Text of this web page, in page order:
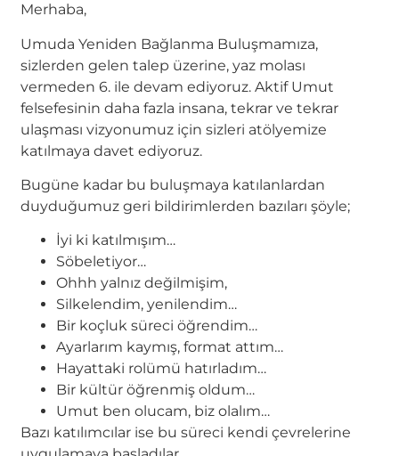
Merhaba,
Umuda Yeniden Bağlanma Buluşmamıza,
sizlerden gelen talep üzerine, yaz molası
vermeden 6. ile devam ediyoruz. Aktif Umut
felsefesinin daha fazla insana, tekrar ve tekrar
ulaşması vizyonumuz için sizleri atölyemize
katılmaya davet ediyoruz.
Bugüne kadar bu buluşmaya katılanlardan
duyduğumuz geri bildirimlerden bazıları şöyle;
İyi ki katılmışım…
Söbeletiyor…
Ohhh yalnız değilmişim,
Silkelendim, yenilendim…
Bir koçluk süreci öğrendim…
Ayarlarım kaymış, format attım…
Hayattaki rolümü hatırladım…
Bir kültür öğrenmiş oldum…
Umut ben olucam, biz olalım…
Bazı katılımcılar ise bu süreci kendi çevrelerine